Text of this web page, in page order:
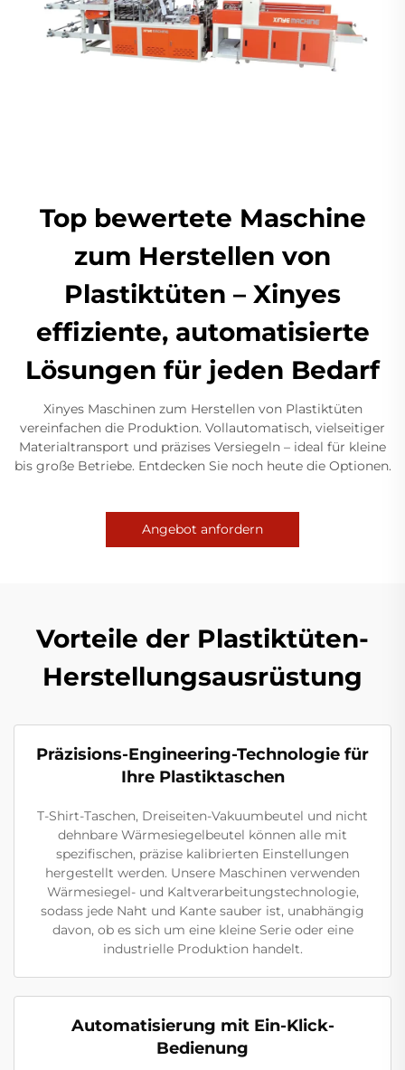
Top bewertete Maschine
zum Herstellen von
Plastiktüten – Xinyes
effiziente, automatisierte
Lösungen für jeden Bedarf
Xinyes Maschinen zum Herstellen von Plastiktüten
vereinfachen die Produktion. Vollautomatisch, vielseitiger
Materialtransport und präzises Versiegeln – ideal für kleine
bis große Betriebe. Entdecken Sie noch heute die Optionen.
Angebot anfordern
Vorteile der Plastiktüten-
Herstellungsausrüstung
Präzisions-Engineering-Technologie für
Ihre Plastiktaschen
T-Shirt-Taschen, Dreiseiten-Vakuumbeutel und nicht
dehnbare Wärmesiegelbeutel können alle mit
spezifischen, präzise kalibrierten Einstellungen
hergestellt werden. Unsere Maschinen verwenden
Wärmesiegel- und Kaltverarbeitungstechnologie,
sodass jede Naht und Kante sauber ist, unabhängig
davon, ob es sich um eine kleine Serie oder eine
industrielle Produktion handelt.
Automatisierung mit Ein-Klick-
Bedienung